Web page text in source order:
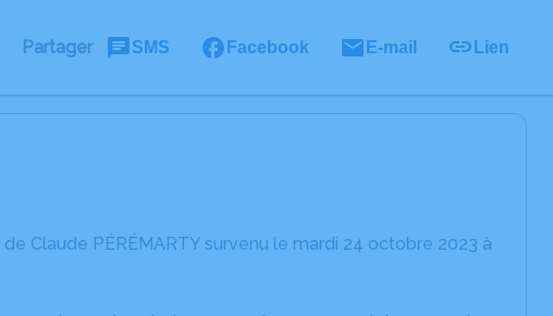
Partager SMS Facebook E-mail Lien
Claude PÉRÉMARTY survenu le mardi 24 octobre 2023 à